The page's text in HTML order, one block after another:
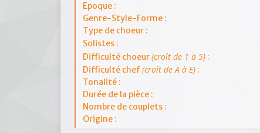
Epoque :
Genre-Style-Forme :
Type de choeur :
Solistes :
Difficulté choeur(croît de 1 à 5) :
Difficulté chef (croît de A à E) :
Tonalité :
Durée de la pièce :
Nombre de couplets :
Origine :